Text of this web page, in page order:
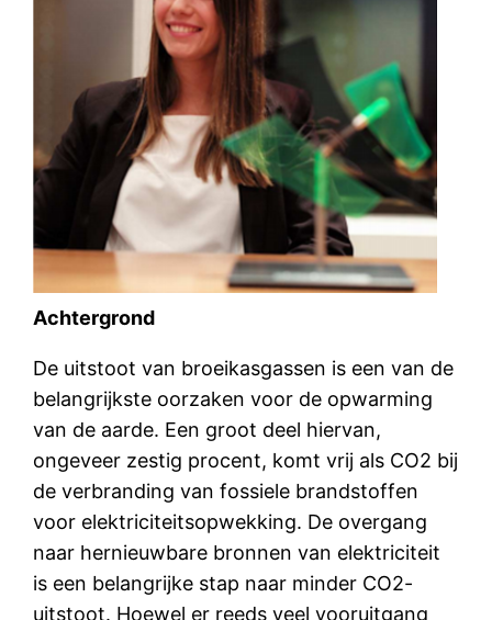
Achtergrond
De uitstoot van broeikasgassen is een van de
belangrijkste oorzaken voor de opwarming
van de aarde. Een groot deel hiervan,
ongeveer zestig procent, komt vrij als CO2 bij
de verbranding van fossiele brandstoffen
voor elektriciteitsopwekking. De overgang
naar hernieuwbare bronnen van elektriciteit
is een belangrijke stap naar minder CO2-
uitstoot. Hoewel er reeds veel vooruitgang